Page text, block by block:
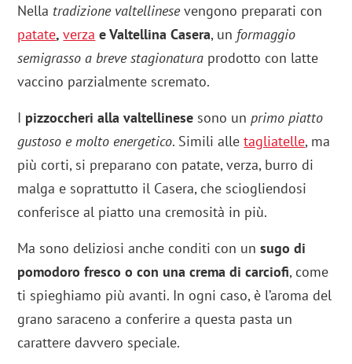
Nella tradizione valtellinesevengono preparati con
patate,verza e Valtellina Casera, un formaggio
semigrasso a breve stagionatura prodotto con latte
vaccino parzialmente scremato.
I pizzoccheri alla valtellinese sono unprimo piatto
gustoso e molto energetico. Simili alletagliatelle, ma
più corti, si preparano con patate, verza, burro di
malga e soprattutto il Casera, che sciogliendosi
conferisce al piatto una cremosità in più.
Ma sono deliziosi anche conditi con unsugo di
pomodoro fresco o con una crema di carciofi, come
ti spieghiamo più avanti. In ogni caso, è l’aroma del
grano saraceno a conferire a questa pasta un
carattere davvero speciale.